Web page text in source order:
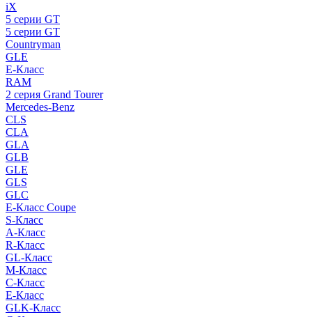
iX
5 серии GT
5 серии GT
Countryman
GLE
E-Класс
RAM
2 серия Grand Tourer
Mercedes-Benz
CLS
CLA
GLA
GLB
GLE
GLS
GLC
E-Класс Coupe
S-Класс
A-Класс
R-Класс
GL-Класс
M-Класс
C-Класс
E-Класс
GLK-Класс